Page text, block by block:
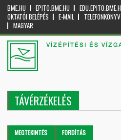
BME.HU EPITO.BME.HU
OKTATÓI BELÉPÉS
E-MAIL TELEFONKÖNYV
MAGYAR
VÍZÉPÍTÉSI ÉS
TÁVÉRZÉKELÉS
Elsődleges fülek
MEGTEKINTÉS (AKTÍVFORDÍTÁS